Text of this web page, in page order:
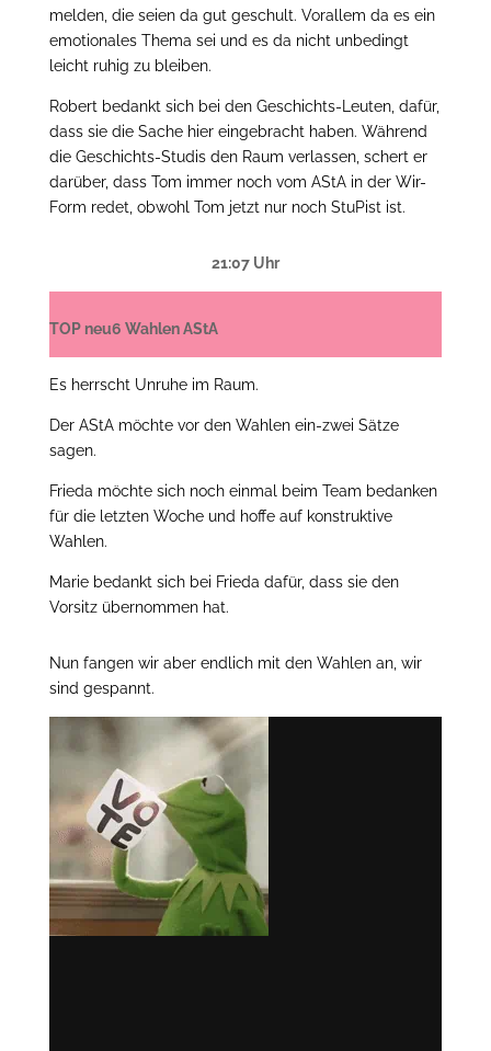
melden, die seien da gut geschult. Vorallem da es ein
emotionales Thema sei und es da nicht unbedingt
leicht ruhig zu bleiben.
Robert bedankt sich bei den Geschichts-Leuten, dafür,
dass sie die Sache hier eingebracht haben. Während
die Geschichts-Studis den Raum verlassen, schert er
darüber, dass Tom immer noch vom AStA in der Wir-
Form redet, obwohl Tom jetzt nur noch StuPist ist.
21:07 Uhr
TOP neu6 Wahlen AStA
Es herrscht Unruhe im Raum.
Der AStA möchte vor den Wahlen ein-zwei Sätze
sagen.
Frieda möchte sich noch einmal beim Team bedanken
für die letzten Woche und hoffe auf konstruktive
Wahlen.
Marie bedankt sich bei Frieda dafür, dass sie den
Vorsitz übernommen hat.
Nun fangen wir aber endlich mit den Wahlen an, wir
sind gespannt.